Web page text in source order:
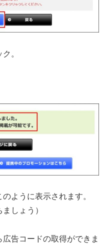
。
ように表示されます。
しょう）
広告コードの取得ができま